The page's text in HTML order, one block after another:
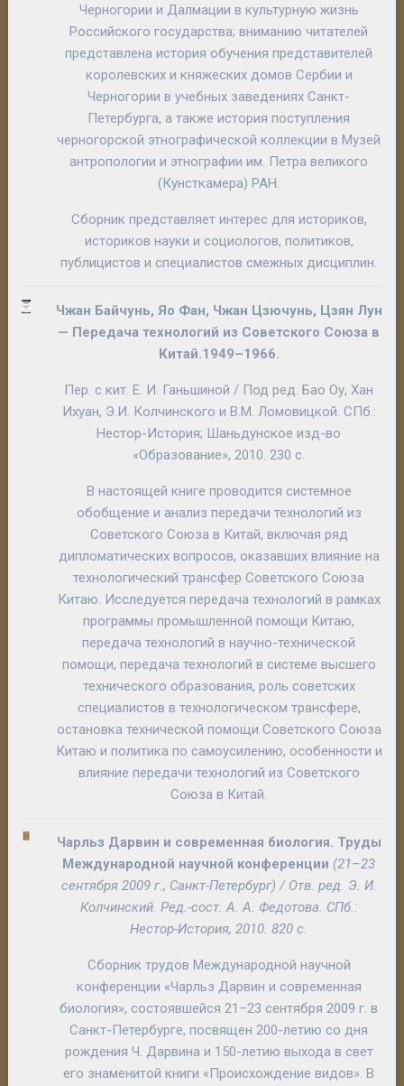
Черногории и Далмации в культурную жизнь
Российского государства; вниманию читателей
представлена история обучения представителей
королевских и княжеских домов Сербии и
Черногории в учебных заведениях Санкт-
Петербурга, а также история поступления
черногорской этнографической коллекции в Музей
антропологии и этнографии им. Петра великого
(Кунсткамера) РАН.
Сборник представляет интерес для историков,
историков науки и социологов, политиков,
публицистов и специалистов смежных дисциплин.
Чжан Байчунь, Яо Фан, Чжан Цзючунь, Цзян Лун
— Передача технологий из Советского Союза в
Китай.1949–1966.
Пер. с кит.Е. И. Ганьшиной / Под ред.Бао Оу, Хан
Ихуан, Э.И. Колчинского и В.М. Ломовицкой. СПб.:
Нестор-История; Шаньдунское изд-во
«Образование», 2010. 230 с.
В настоящей книге проводится системное
обобщение и анализ передачи технологий из
Советского Союза в Китай, включая ряд
дипломатических вопросов, оказавших влияние на
технологический трансфер Советского Союза
Китаю. Исследуется передача технологий в рамках
программы промышленной помощи Китаю,
передача технологий в научно-технической
помощи, передача технологий в системе высшего
технического образования, роль советских
специалистов в технологическом трансфере,
остановка технической помощи Советского Союза
Китаю и политика по самоусилению, особенности и
влияние передачи технологий из Советского
Союза в Китай.
Чарльз Дарвин и современная биология. Труды
Международной научной конференции (21–23
сентября 2009 г., Санкт-Петербург) / Отв. ред. Э. И.
Колчинский. Ред.-сост.А. А. Федотова. СПб.:
Нестор-История, 2010. 820 с.
Сборник трудов Международной научной
конференции «Чарльз Дарвин и современная
биология», состоявшейся 21–23 сентября 2009 г. в
Санкт-Петербурге, посвящен 200-летию со дня
рождения Ч. Дарвина и 150-летию выхода в свет
его знаменитой книги «Происхождение видов». В